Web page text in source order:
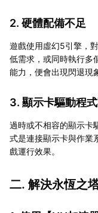
2. 硬體配備不足
遊戲使用虛幻5引擎，
低需求，或同時執行多
能力，便會出現閃退現
3. 顯示卡驅動程
過時或不相容的顯示卡
式是連接顯示卡與作業
戲運行效果。
二. 解決永恆之